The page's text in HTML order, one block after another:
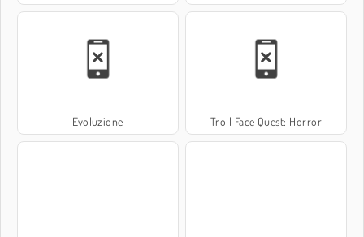
Evoluzione Troll Face Quest: Horror